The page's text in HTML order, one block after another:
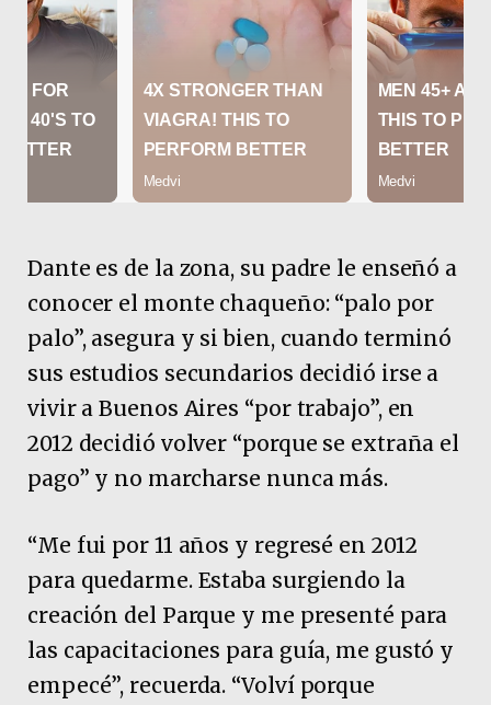
Dante es de la zona, su padre le enseñó a
conocer el monte chaqueño: “palo por
palo”, asegura y si bien, cuando terminó
sus estudios secundarios decidió irse a
vivir a Buenos Aires “por trabajo”, en
2012 decidió volver “porque se extraña el
pago” y no marcharse nunca más.
“Me fui por 11 años y regresé en 2012
para quedarme. Estaba surgiendo la
creación del Parque y me presenté para
las capacitaciones para guía, me gustó y
empecé”, recuerda. “Volví porque